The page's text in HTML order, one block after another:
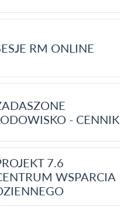
RM ONLINE
- CENNIK
7.6
WSPARCIA